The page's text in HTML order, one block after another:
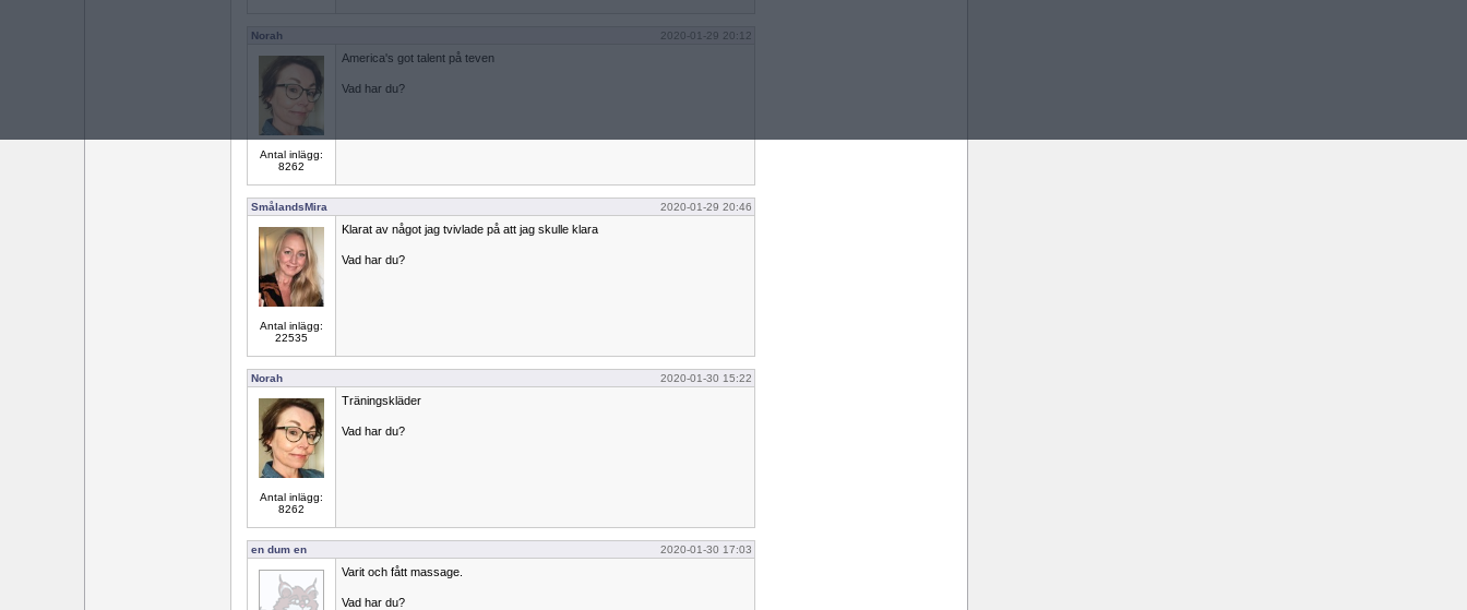
Norah 2020-01-29 20:12
Antal inlägg:
8262
America's got talent på teven
Vad har du?
SmålandsMira 2020-01-29 20:46
Antal inlägg:
22535
Klarat av något jag tvivlade på att jag skulle klara
Vad har du?
Norah 2020-01-30 15:22
Antal inlägg:
8262
Träningskläder
Vad har du?
en dum en 2020-01-30 17:03
Varit och fått massage.
Vad har du?